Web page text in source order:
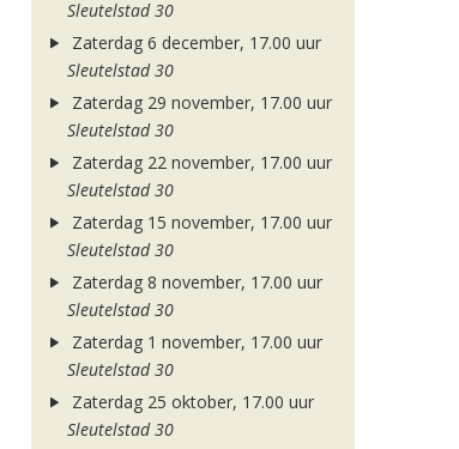
Sleutelstad 30
Zaterdag 6 december, 17.00 uur
Sleutelstad 30
Zaterdag 29 november, 17.00 uur
Sleutelstad 30
Zaterdag 22 november, 17.00 uur
Sleutelstad 30
Zaterdag 15 november, 17.00 uur
Sleutelstad 30
Zaterdag 8 november, 17.00 uur
Sleutelstad 30
Zaterdag 1 november, 17.00 uur
Sleutelstad 30
Zaterdag 25 oktober, 17.00 uur
Sleutelstad 30